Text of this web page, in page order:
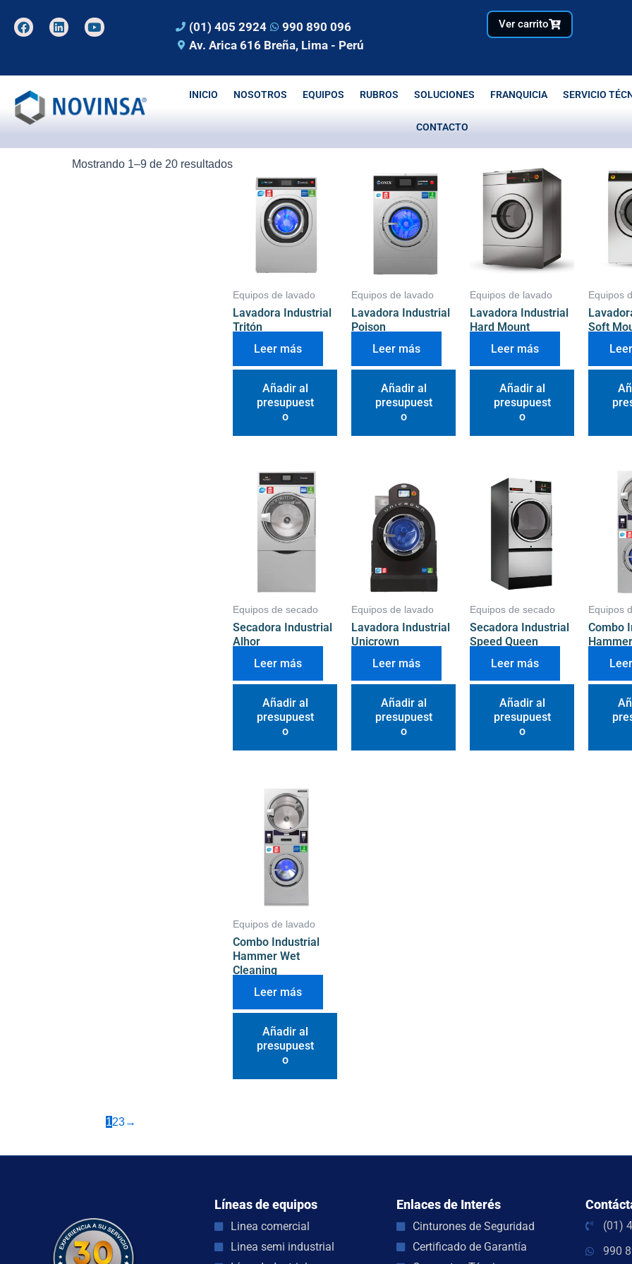
F
a
o
L
i
n
Y
o
e
(01) 405 2924
990 890 096
Av. Arica 616 Breña, Lima - Perú
Ver carrito
INICIO NOSOTROS EQUIPOS RUBROS SOLUCIONES FRANQUICIA SERVICIO
CONTACTO
Mostrando 1–9 de 20 resultadosOrdenado
últimos
Equipos de lavado
Lavadora Industrial
Tritón
Leer más
Añadir al
presupuest
o
Equipos de lavado
Lavadora Industrial
Poison
Leer más
Añadir al
presupuest
o
Equipos de lavado
Lavadora Industrial
Hard Mount
Leer más
Añadir al
presupuest
o
Equipos
Soft
Equipos de secado
Secadora Industrial
Alhor
Leer más
Añadir al
presupuest
o
Equipos de lavado
Lavadora Industrial
Unicrown
Leer más
Añadir al
presupuest
o
Equipos de secado
Secadora Industrial
Speed Queen
Leer más
Añadir al
presupuest
o
Equipos
Combo
Hammer
Equipos de lavado
Combo Industrial
Hammer Wet
Cleaning
Leer más
Añadir al
presupuest
o
123→
Líneas de equipos
Linea comercial
Linea semi industrial
Enlaces de Interés
Cinturones de Seguridad
Certificado de Garantía
(01)
990